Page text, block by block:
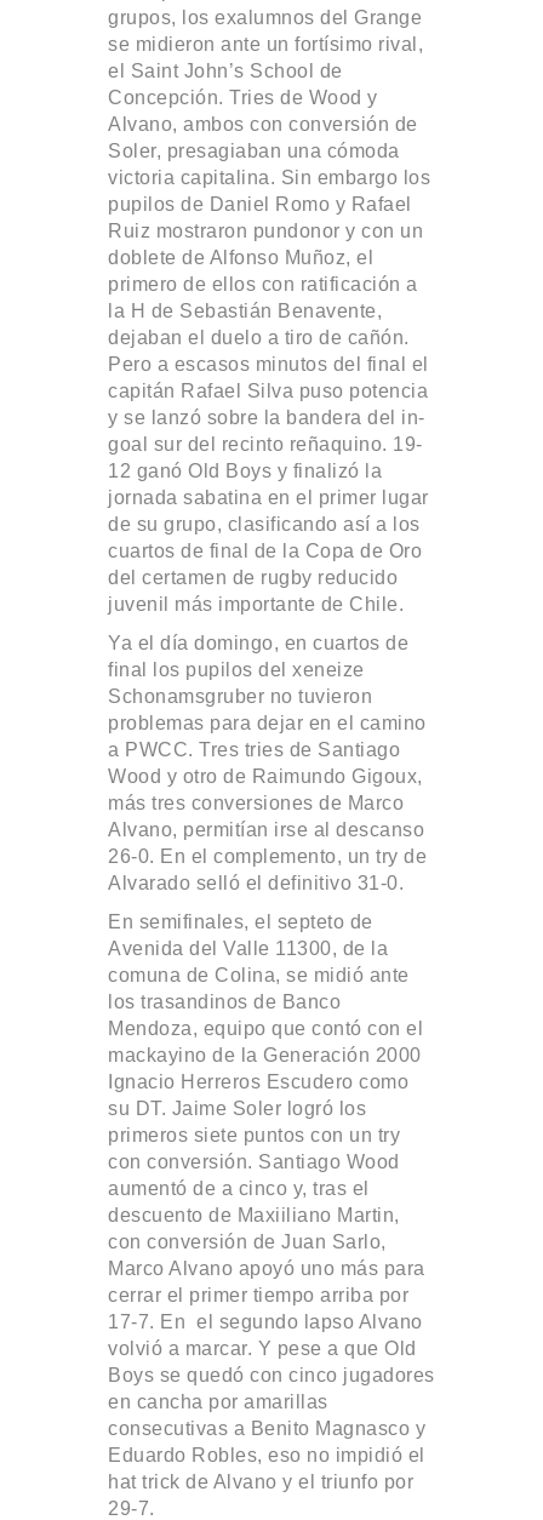
grupos, los exalumnos del Grange
se midieron ante un fortísimo rival,
el Saint John’s School de
Concepción. Tries de Wood y
Alvano, ambos con conversión de
Soler, presagiaban una cómoda
victoria capitalina. Sin embargo los
pupilos de Daniel Romo y Rafael
Ruiz mostraron pundonor y con un
doblete de Alfonso Muñoz, el
primero de ellos con ratificación a
la H de Sebastián Benavente,
dejaban el duelo a tiro de cañón.
Pero a escasos minutos del final el
capitán Rafael Silva puso potencia
y se lanzó sobre la bandera del in-
goal sur del recinto reñaquino. 19-
12 ganó Old Boys y finalizó la
jornada sabatina en el primer lugar
de su grupo, clasificando así a los
cuartos de final de la Copa de Oro
del certamen de rugby reducido
juvenil más importante de Chile.
Ya el día domingo, en cuartos de
final los pupilos del xeneize
Schonamsgruber no tuvieron
problemas para dejar en el camino
a PWCC. Tres tries de Santiago
Wood y otro de Raimundo Gigoux,
más tres conversiones de Marco
Alvano, permitían irse al descanso
26-0. En el complemento, un try de
Alvarado selló el definitivo 31-0.
En semifinales, el septeto de
Avenida del Valle 11300, de la
comuna de Colina, se midió ante
los trasandinos de Banco
Mendoza, equipo que contó con el
mackayino de la Generación 2000
Ignacio Herreros Escudero como
su DT. Jaime Soler logró los
primeros siete puntos con un try
con conversión. Santiago Wood
aumentó de a cinco y, tras el
descuento de Maxiiliano Martin,
con conversión de Juan Sarlo,
Marco Alvano apoyó uno más para
cerrar el primer tiempo arriba por
17-7. En el segundo lapso Alvano
volvió a marcar. Y pese a que Old
Boys se quedó con cinco jugadores
en cancha por amarillas
consecutivas a Benito Magnasco y
Eduardo Robles, eso no impidió el
hat trick de Alvano y el triunfo por
29-7.